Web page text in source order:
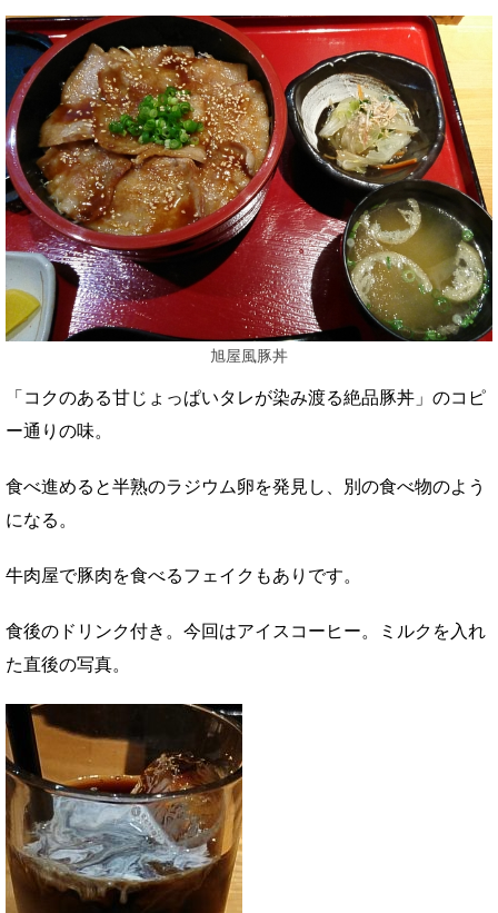
旭屋風豚丼
「コクのある甘じょっぱいタレが染み渡る絶品豚丼」のコピ
ー通りの味。
食べ進めると半熟のラジウム卵を発見し、別の食べ物のよう
になる。
牛肉屋で豚肉を食べるフェイクもありです。
食後のドリンク付き。今回はアイスコーヒー。ミルクを入れ
た直後の写真。